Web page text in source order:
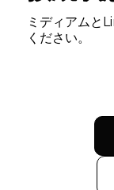
ミディアムと
ください。